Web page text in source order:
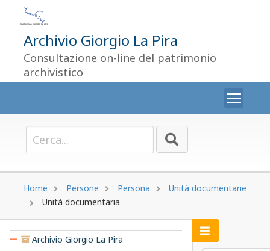
Archivio Giorgio La Pira
Consultazione on-line del patrimonio
archivistico
Home Persone Persona
Unità documentarie
Unità documentaria
Archivio Giorgio La Pira